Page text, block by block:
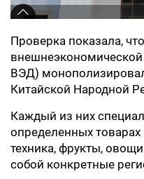
Проверка показала,
внешнеэкономической
ВЭД)
Китайской Народной
Каждый из них
определенных товарах
техника, фрукты,
собой конкретные